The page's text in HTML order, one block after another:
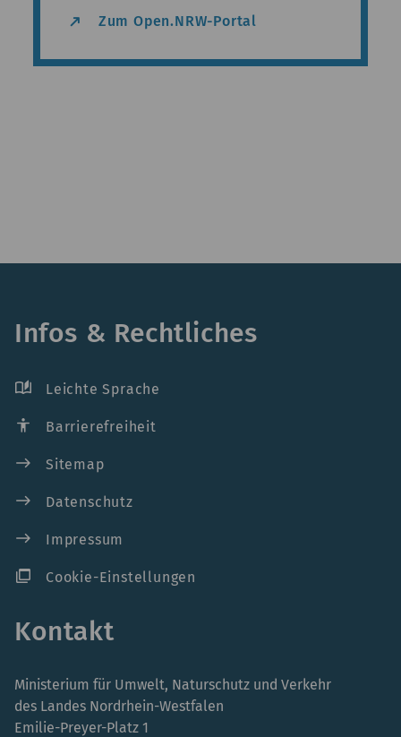
north_east Zum Open.NRW-Portal
Infos & Rechtliches
auto_stories Leichte Sprache
accessibility Barrierefreiheit
east Sitemap
east Datenschutz
east Impressum
ad_group Cookie-Einstellungen
Kontakt
Ministerium für Umwelt, Naturschutz und Verkehr
des Landes Nordrhein-Westfalen
Emilie-Preyer-Platz 1